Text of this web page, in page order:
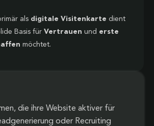
als digitale Visitenkarte dient
Basis für Vertrauen und erste
möchtet.
die ihre Website aktiver für
oder Recruiting